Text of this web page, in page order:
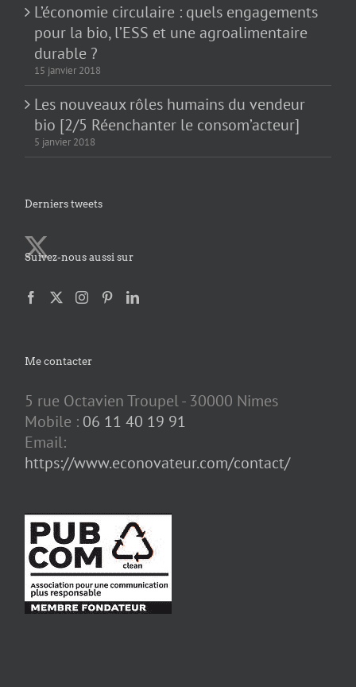
L’économie circulaire : quels engagements
pour la bio, l’ESS et une agroalimentaire
durable ?
15 janvier 2018
Les nouveaux rôles humains du vendeur
bio [2/5 Réenchanter le consom’acteur]
5 janvier 2018
Derniers tweets
Suivez-nous aussi sur
Me contacter
5 rue Octavien Troupel - 30000 Nimes
Mobile : 06 11 40 19 91
Email:
https://www.econovateur.com/contact/